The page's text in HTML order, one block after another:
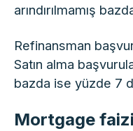
arındırılmamış
Refinansman
Satın alma
bazda ise yüzde 7
Mortgage